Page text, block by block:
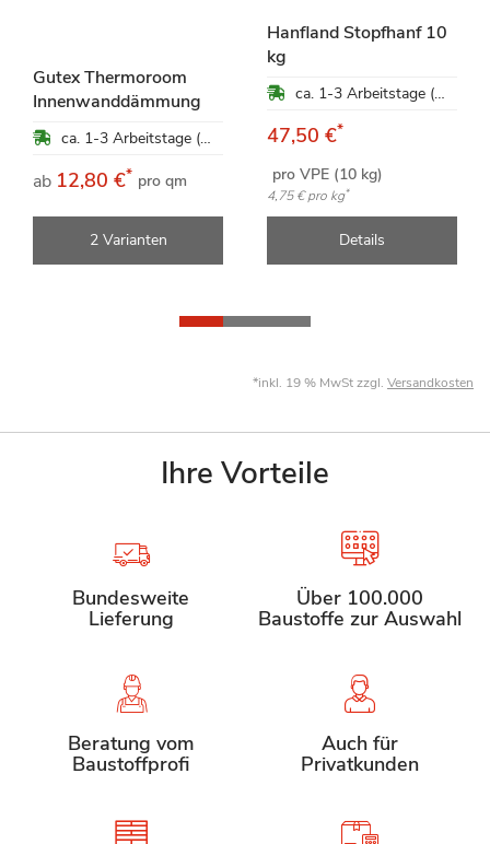
Gutex Thermoroom
Innenwanddämmung
ca. 1-3 Arbeitstage (Mo-Fr)
ab 12,80 €* pro qm
2 Varianten
Hanfland Stopfhanf 10
kg
ca. 1-3 Arbeitstage (Mo-Fr)
47,50 €*
pro VPE (10 kg)
4,75 €pro kg*
Details
*inkl. 19 % MwSt zzgl. Versandkosten
Ihre Vorteile
Bundesweite
Lieferung
Über 100.000
Baustoffe zur Auswahl
Beratung vom
Baustoffprofi
Auch für
Privatkunden